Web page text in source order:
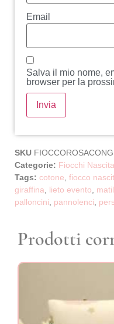
Email
Salva il mio nome,
browser per la
SKU
Categorie: Fiocchi Nascita
Tags: cotone fiocco
giraffina
lieto evento
palloncini
pannolenci
Prodotti